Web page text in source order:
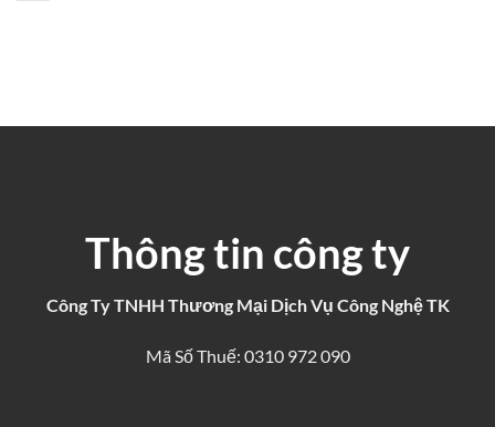
Thông tin công ty
Công Ty TNHH Thương Mại Dịch Vụ Công Nghệ TK
Mã Số Thuế: 0310 972 090